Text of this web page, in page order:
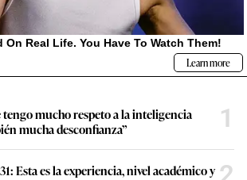
tengo mucho respeto a la inteligencia
mucha desconfianza”
1
Esta es la experiencia, nivel académico y